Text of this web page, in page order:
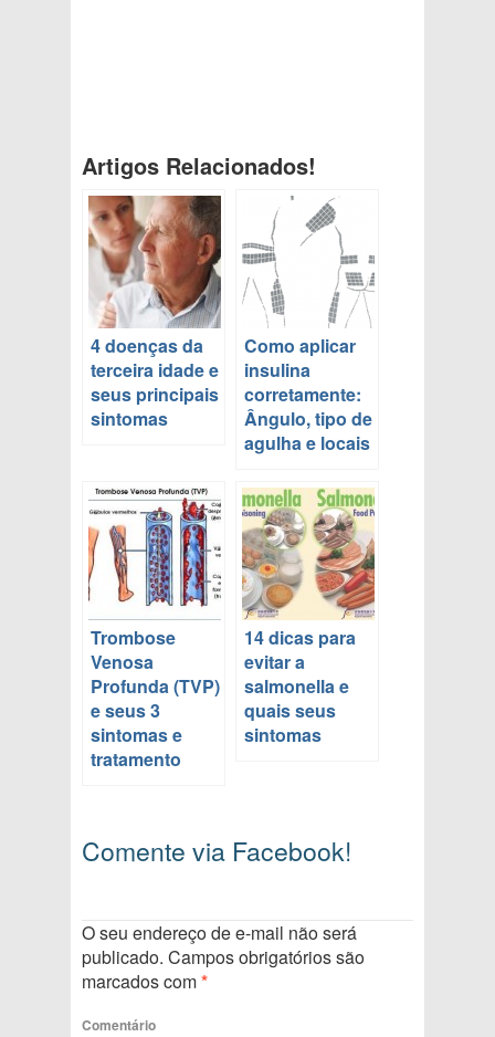
Artigos Relacionados!
4 doenças da
terceira idade e
seus principais
sintomas
Como aplicar
insulina
corretamente:
Ângulo, tipo de
agulha e locais
Trombose
Venosa
Profunda (TVP)
e seus 3
sintomas e
tratamento
14 dicas para
evitar a
salmonella e
quais seus
sintomas
Comente via Facebook!
O seu endereço de e-mail não será
publicado. Campos obrigatórios são
marcados com*
Comentário